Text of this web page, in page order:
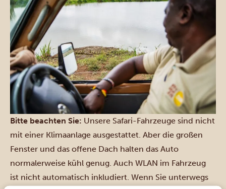
Bitte beachten Sie: Unsere Safari-Fahrzeuge sind nicht
mit einer Klimaanlage ausgestattet. Aber die großen
Fenster und das offene Dach halten das Auto
normalerweise kühl genug. Auch WLAN im Fahrzeug
ist nicht automatisch inkludiert. Wenn Sie unterwegs